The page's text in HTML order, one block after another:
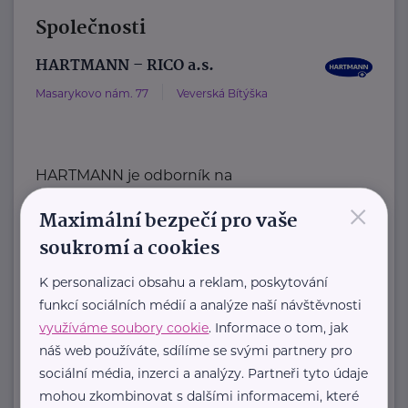
Společnosti
HARTMANN – RICO a.s.
Masarykovo nám. 77 Veverská Bítýška
HARTMANN je odborník na
řešení s dlouholetou tradicí.
Zaměřuje ...
https://hartmanndirect.com/cs-cz
info@hartmanndirect.cz
Ministerstvo zdravotnictví ČR
×
Maximální bezpečí pro vaše
soukromí a cookies
K personalizaci obsahu a reklam, poskytování
funkcí sociálních médií a analýze naší návštěvnosti
využíváme soubory cookie. Informace o tom, jak
náš web používáte, sdílíme se svými partnery pro
sociální média, inzerci a analýzy. Partneři tyto údaje
mohou zkombinovat s dalšími informacemi, které